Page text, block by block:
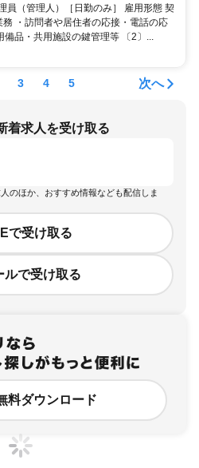
員（管理人）［日勤のみ］ 雇用形態 契
・訪問者や居住者の応接・電話の応
品・共用施設の鍵管理等 〔2〕...
3 4 5 次へ
着求人を受け取る
のほか、おすすめ情報なども配信しま
で受け取る
ルで受け取る
料ダウンロード